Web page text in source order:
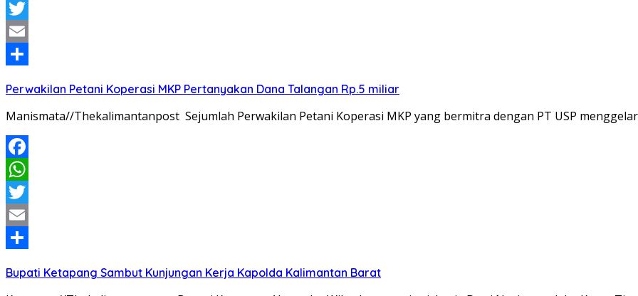
WhatsApp
Twitter
Email
Perwakilan Petani Koperasi MKP Pertanyakan Dana Talangan Rp.5 miliar
Manismata//Thekalimantanpost Sejumlah Perwakilan Petani Koperasi MKP yang bermitra dengan PT USP
Facebook
WhatsApp
Twitter
Email
Bupati Ketapang Sambut Kunjungan Kerja Kapolda Kalimantan Barat